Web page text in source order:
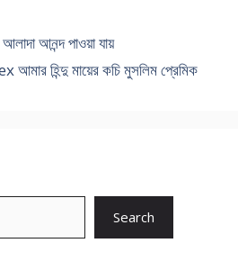
আলাদা আনন্দ পাওয়া যায়
হিন্দু মায়ের কচি মুসলিম প্রেমিক
Search